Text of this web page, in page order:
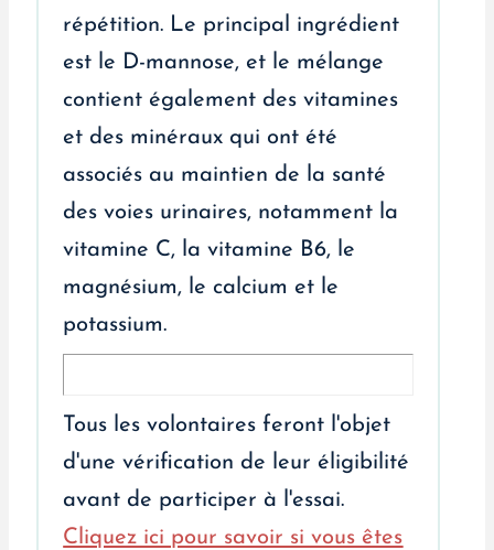
répétition. Le principal ingrédient
est le D-mannose, et le mélange
contient également des vitamines
et des minéraux qui ont été
associés au maintien de la santé
des voies urinaires, notamment la
vitamine C, la vitamine B6, le
magnésium, le calcium et le
potassium.
Tous les volontaires feront l'objet
d'une vérification de leur éligibilité
avant de participer à l'essai.
Cliquez ici pour savoir si vous êtes